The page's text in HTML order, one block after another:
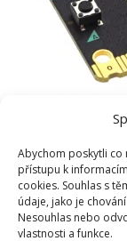
Abychom poskytli co
přístupu k
cookies. Souhlas s
údaje, jako je
Nesouhlas nebo
vlastnosti a funkce.